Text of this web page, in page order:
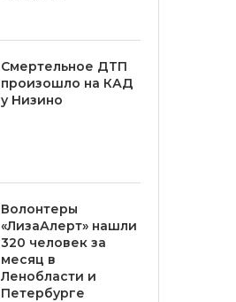
Смертельное ДТП
произошло на КАД
у Низино
Волонтеры
«ЛизаАлерт» нашли
320 человек за
месяц в
Ленобласти и
Петербурге